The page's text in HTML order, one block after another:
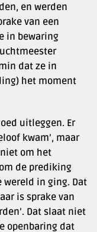
en werden
van een
in bewaring
dat ze in
het moment
uitleggen. Er
kwam’, maar
niet om het
de prediking
wereld in ging. Dat
is sprake van
Dat slaat niet
openbaring dat